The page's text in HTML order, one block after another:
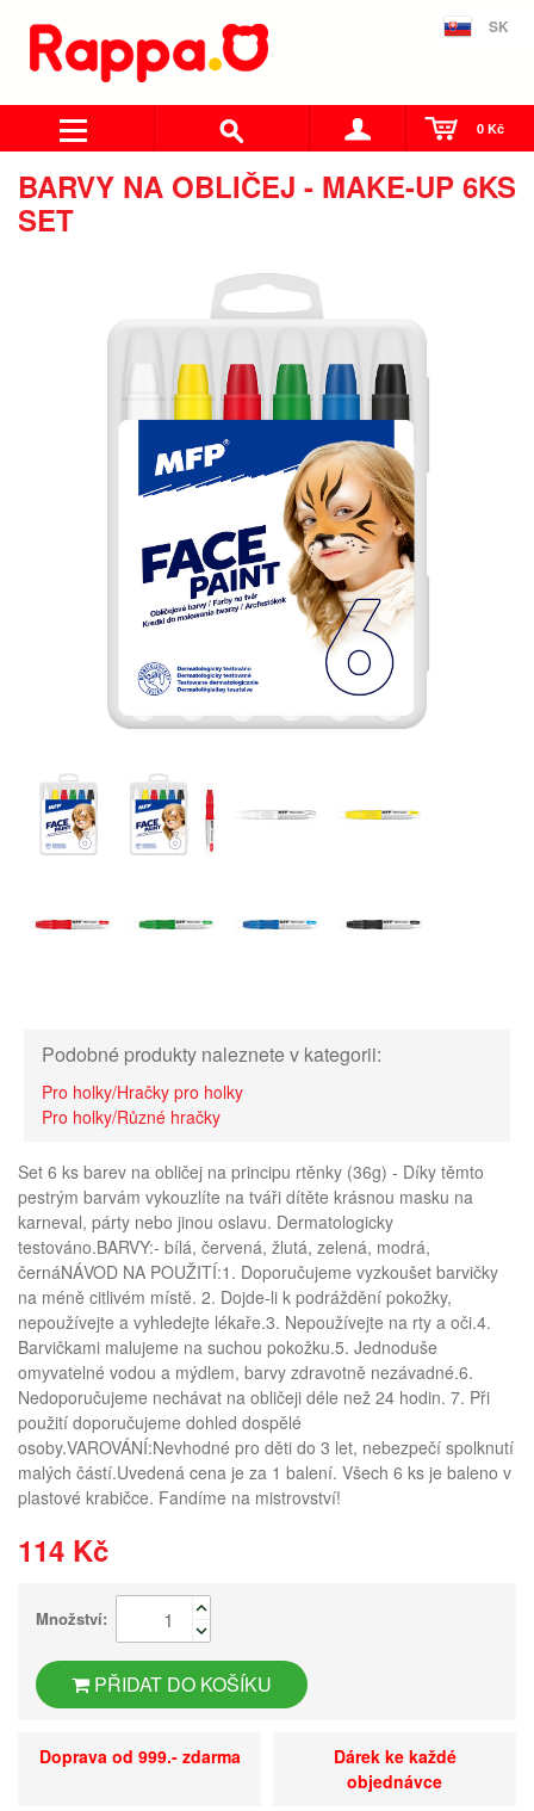
SK
0 Kč
BARVY NA OBLIČEJ - MAKE-UP 6KS
SET
Podobné produkty naleznete v kategorii:
Pro holky/Hračky pro holky
Pro holky/Různé hračky
Set 6 ks barev na obličej na principu rtěnky (36g) - Díky těmto
pestrým barvám vykouzlíte na tváři dítěte krásnou masku na
karneval, párty nebo jinou oslavu. Dermatologicky
testováno.BARVY:- bílá, červená, žlutá, zelená, modrá,
černáNÁVOD NA POUŽITÍ:1. Doporučujeme vyzkoušet barvičky
na méně citlivém místě. 2. Dojde-li k podráždění pokožky,
nepoužívejte a vyhledejte lékaře.3. Nepoužívejte na rty a oči.4.
Barvičkami malujeme na suchou pokožku.5. Jednoduše
omyvatelné vodou a mýdlem, barvy zdravotně nezávadné.6.
Nedoporučujeme nechávat na obličeji déle než 24 hodin. 7. Při
použití doporučujeme dohled dospělé
osoby.VAROVÁNÍ:Nevhodné pro děti do 3 let, nebezpečí spolknutí
malých částí.Uvedená cena je za 1 balení. Všech 6 ks je baleno v
plastové krabičce. Fandíme na mistrovství!
114 Kč
Množství:
PŘIDAT DO KOŠÍKU
Doprava od 999.- zdarma
Dárek ke každé
objednávce